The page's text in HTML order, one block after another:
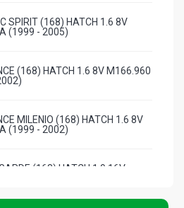
SPIRIT (168) HATCH 1.6 8V
(1999 - 2005)
(168) HATCH 1.6 8V M166.960
MILENIO (168) HATCH 1.6 8V
(1999 - 2002)
(168) HATCH 1.9 16V